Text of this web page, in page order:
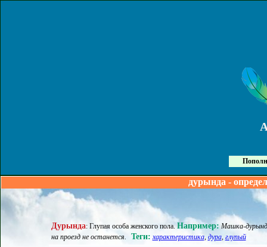
дурында -
Дурында: Глупая особа женского пола.Например: Машка-
на проезд не останется.
Теги: характеристика, дура, глупый